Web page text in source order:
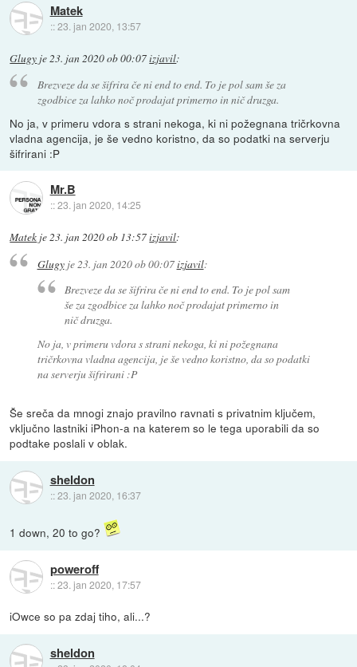
Matek
::23. jan 2020, 13:57
Glugy je23. jan 2020 ob 00:07izjavil:
Brezveze da se šifrira če ni end to end. To je pol sam še za
zgodbice za lahko noč prodajat primerno in nič druzga.
No ja, v primeru vdora s strani nekoga, ki ni požegnana tričrkovna
vladna agencija, je še vedno koristno, da so podatki na serverju
šifrirani :P
Mr.B
::23. jan 2020, 14:25
Matek je23. jan 2020 ob 13:57izjavil:
Glugyje 23. jan 2020 ob 00:07izjavil:
Brezveze da se šifrira če ni end to end. To je pol sam
še za zgodbice za lahko noč prodajat primerno in
nič druzga.
No ja, v primeru vdora s strani nekoga, ki ni požegnana
tričrkovna vladna agencija, je še vedno koristno, da so podatki
na serverju šifrirani :P
Še sreča da mnogi znajo pravilno ravnati s privatnim ključem,
vključno lastniki iPhon-a na katerem so le tega uporabili da so
podtake poslali v oblak.
sheldon
::23. jan 2020, 16:37
1 down, 20 to go?
poweroff
::23. jan 2020, 17:57
iOwce so pa zdaj tiho, ali...?
sheldon